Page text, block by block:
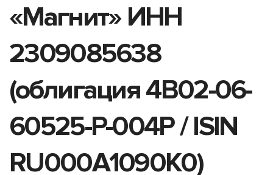
«Магнит» ИНН
2309085638
(облигация 4B02-06-
60525-P-004P / ISIN
RU000A1090K0)